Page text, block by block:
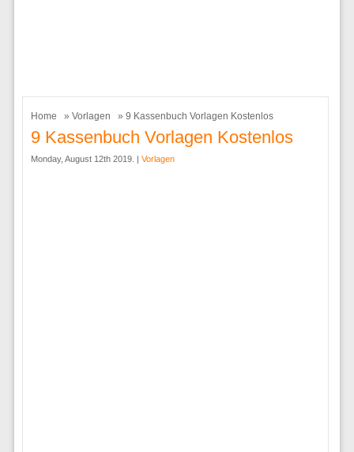
Home » Vorlagen » 9 Kassenbuch Vorlagen Kostenlos
9 Kassenbuch Vorlagen Kostenlos
Monday, August 12th 2019. | Vorlagen